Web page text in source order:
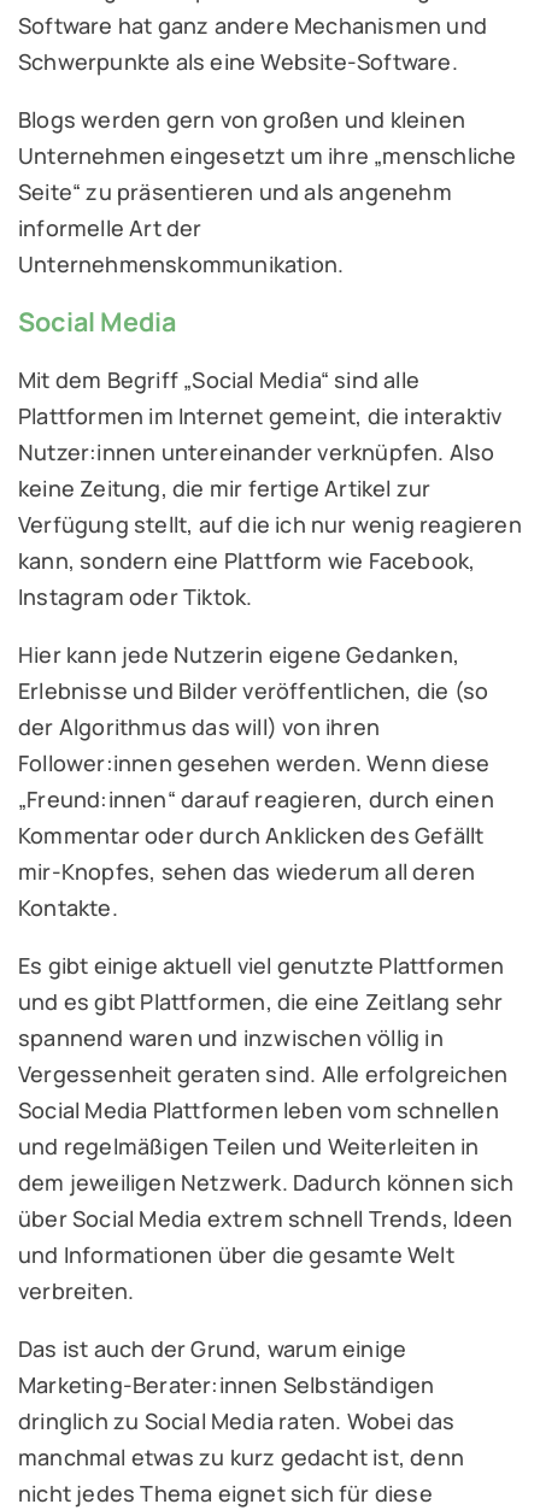
Software hat ganz andere Mechanismen und
Schwerpunkte als eine Website-Software.
Blogs werden gern von großen und kleinen
Unternehmen eingesetzt um ihre „menschliche
Seite“ zu präsentieren und als angenehm
informelle Art der
Unternehmenskommunikation.
Social Media
Mit dem Begriff „Social Media“ sind alle
Plattformen im Internet gemeint, die interaktiv
Nutzer:innen untereinander verknüpfen. Also
keine Zeitung, die mir fertige Artikel zur
Verfügung stellt, auf die ich nur wenig reagieren
kann, sondern eine Plattform wie Facebook,
Instagram oder Tiktok.
Hier kann jede Nutzerin eigene Gedanken,
Erlebnisse und Bilder veröffentlichen, die (so
der Algorithmus das will) von ihren
Follower:innen gesehen werden. Wenn diese
„Freund:innen“ darauf reagieren, durch einen
Kommentar oder durch Anklicken des Gefällt
mir-Knopfes, sehen das wiederum all deren
Kontakte.
Es gibt einige aktuell viel genutzte Plattformen
und es gibt Plattformen, die eine Zeitlang sehr
spannend waren und inzwischen völlig in
Vergessenheit geraten sind. Alle erfolgreichen
Social Media Plattformen leben vom schnellen
und regelmäßigen Teilen und Weiterleiten in
dem jeweiligen Netzwerk. Dadurch können sich
über Social Media extrem schnell Trends, Ideen
und Informationen über die gesamte Welt
verbreiten.
Das ist auch der Grund, warum einige
Marketing-Berater:innen Selbständigen
dringlich zu Social Media raten. Wobei das
manchmal etwas zu kurz gedacht ist, denn
nicht jedes Thema eignet sich für diese